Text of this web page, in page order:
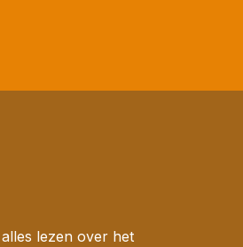
lezen over het